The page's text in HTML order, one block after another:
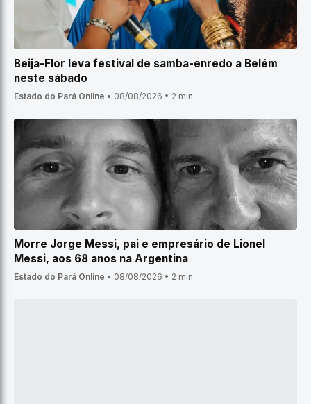
Beija-Flor leva festival de samba-enredo a Belém
neste sábado
Estado do Pará Online • 08/08/2026 • 2 min
Morre Jorge Messi, pai e empresário de Lionel
Messi, aos 68 anos na Argentina
Estado do Pará Online • 08/08/2026 • 2 min